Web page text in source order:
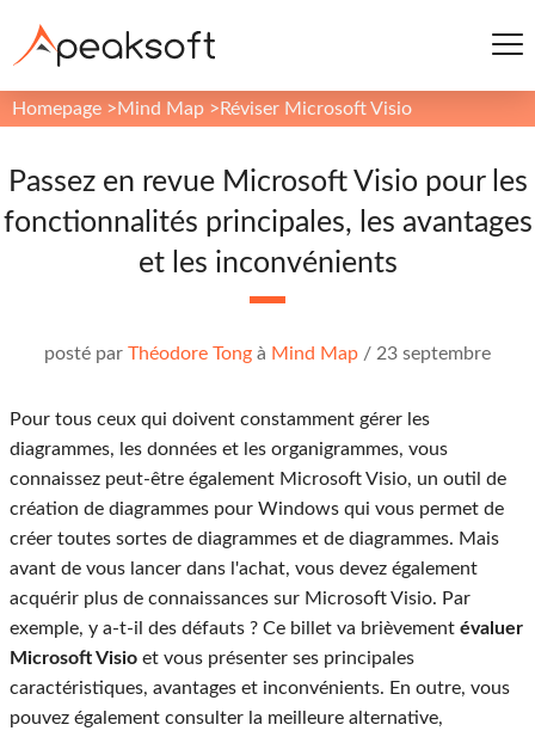
Homepage > Mind Map > Réviser Microsoft Visio
Passez en revue Microsoft Visio pour les
fonctionnalités principales, les avantages
et les inconvénients
posté par Théodore Tong à Mind Map / 23 septembre
Pour tous ceux qui doivent constamment gérer les
diagrammes, les données et les organigrammes, vous
connaissez peut-être également Microsoft Visio, un outil de
création de diagrammes pour Windows qui vous permet de
créer toutes sortes de diagrammes et de diagrammes. Mais
avant de vous lancer dans l'achat, vous devez également
acquérir plus de connaissances sur Microsoft Visio. Par
exemple, y a-t-il des défauts ? Ce billet va brièvement évaluer
Microsoft Visio et vous présenter ses principales
caractéristiques, avantages et inconvénients. En outre, vous
pouvez également consulter la meilleure alternative,